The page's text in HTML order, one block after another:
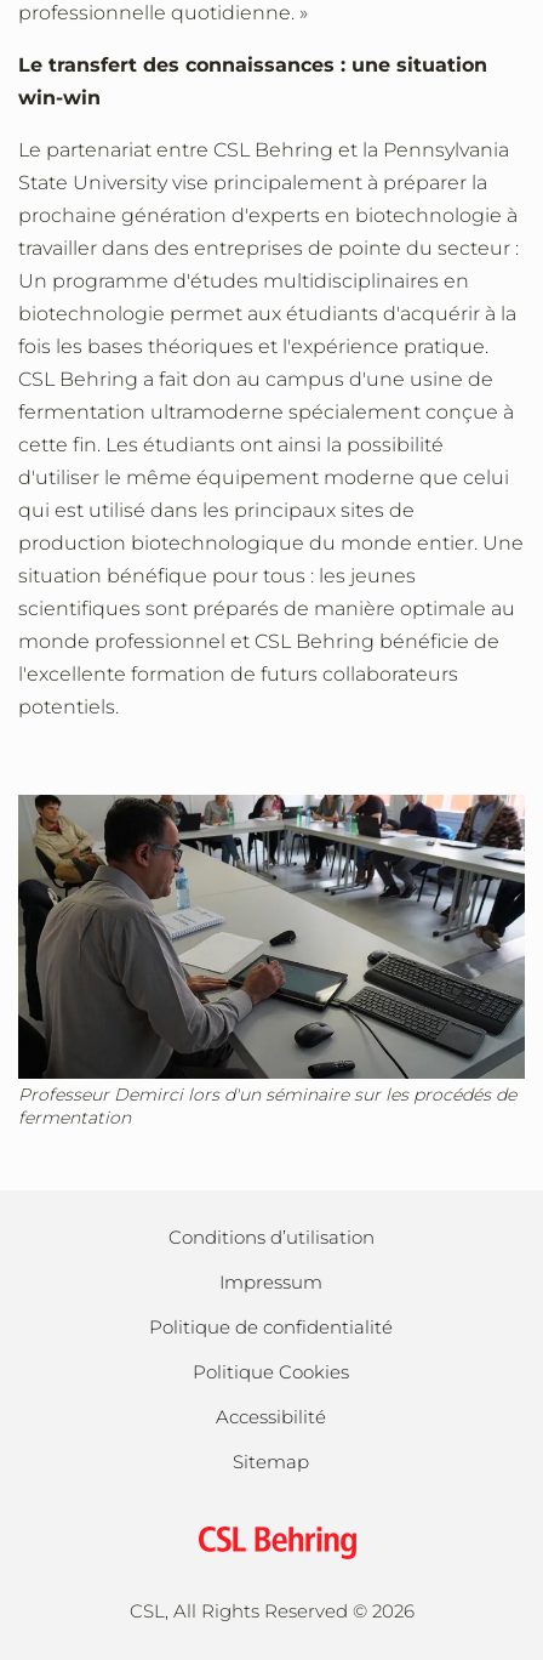
professionnelle quotidienne. »
Le transfert des connaissances : une situation
win-win
Le partenariat entre CSL Behring et la Pennsylvania
State University vise principalement à préparer la
prochaine génération d'experts en biotechnologie à
travailler dans des entreprises de pointe du secteur :
Un programme d'études multidisciplinaires en
biotechnologie permet aux étudiants d'acquérir à la
fois les bases théoriques et l'expérience pratique.
CSL Behring a fait don au campus d'une usine de
fermentation ultramoderne spécialement conçue à
cette fin. Les étudiants ont ainsi la possibilité
d'utiliser le même équipement moderne que celui
qui est utilisé dans les principaux sites de
production biotechnologique du monde entier. Une
situation bénéfique pour tous : les jeunes
scientifiques sont préparés de manière optimale au
monde professionnel et CSL Behring bénéficie de
l'excellente formation de futurs collaborateurs
potentiels.
Professeur Demirci lors d'un séminaire sur les procédés de
fermentation
Conditions d’utilisation
Impressum
Politique de confidentialité
Politique Cookies
Accessibilité
Sitemap
CSL, All Rights Reserved © 2026